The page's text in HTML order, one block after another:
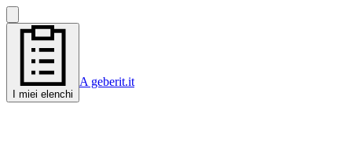
I miei elenchi
A geberit.it